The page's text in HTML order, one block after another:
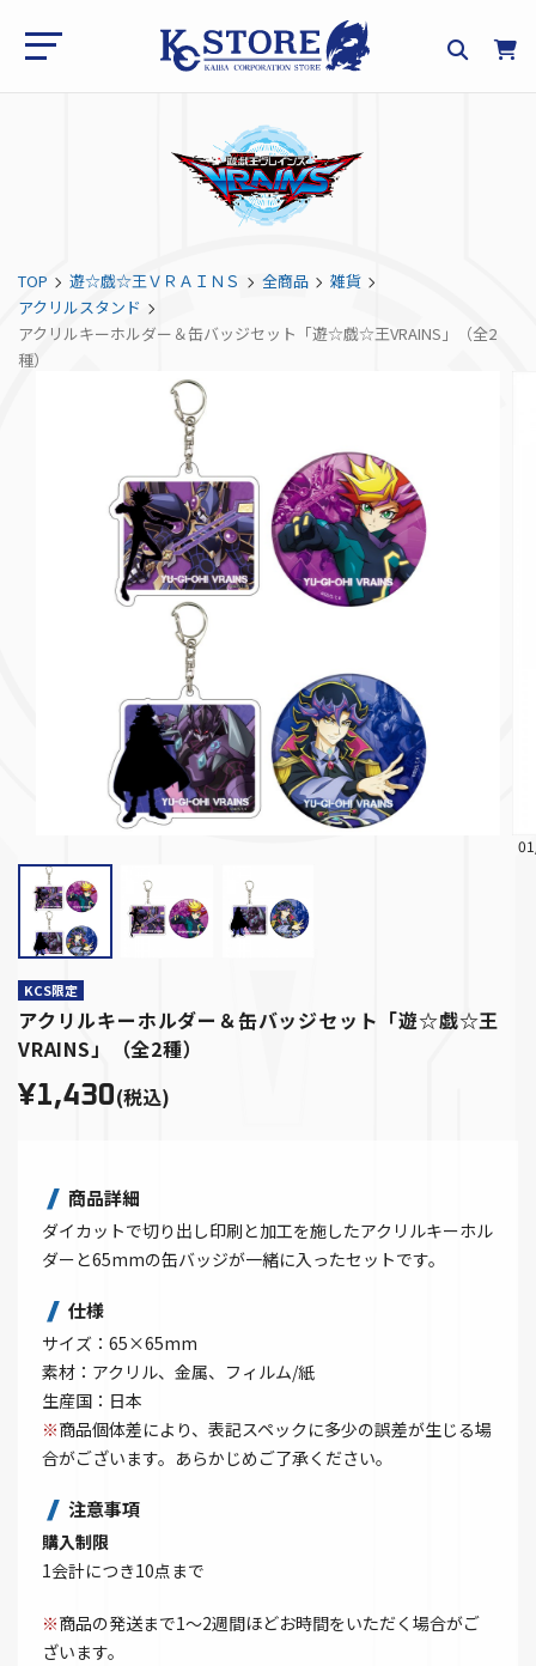
TOP 遊☆戯☆王ＶＲＡＩＮＳ 全商品
雑貨
アクリルスタンド
アクリルキーホルダー＆缶バッジセット「遊☆戯☆王VRAINS」（全2
種）
KCS限定
アクリルキーホルダー＆缶バッジセット「遊☆戯☆王
VRAINS」（全2種）
¥1,430(税込)
商品詳細
ダイカットで切り出し印刷と加工を施したアクリルキーホル
ダーと65mmの缶バッジが一緒に入ったセットです。
仕様
サイズ：65×65mm
素材：アクリル、金属、フィルム/紙
生産国：日本
※商品個体差により、表記スペックに多少の誤差が生じる場
合がございます。あらかじめご了承ください。
注意事項
購入制限
1会計につき10点まで
※商品の発送まで1～2週間ほどお時間をいただく場合がご
ざいます。